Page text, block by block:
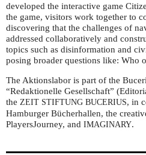
developed the interactive game
the game, visitors work together to
discovering that the challenges of
addressed collaboratively and
topics such as disinformation and
posing broader questions like: Who
The Aktionslabor is part of the
“Redaktionelle Gesellschaft”
the ZEIT STIFTUNG BUCERIUS, in
Hamburger Bücherhallen, the
PlayersJourney, and IMAGINARY.